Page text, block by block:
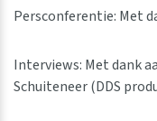
Persconferentie: Met
Interviews: Met dank
Schuiteneer (DDS